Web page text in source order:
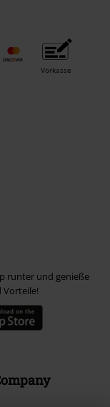
Vorkasse
runter und genieße
Vorteile!